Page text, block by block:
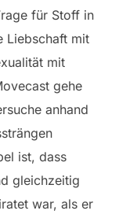
für Stoff in
Liebschaft mit
mit
gehe
anhand
ist, dass
gleichzeitig
war, als er